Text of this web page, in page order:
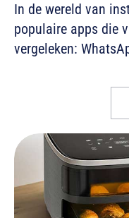
In de wereld van
populaire apps die
vergeleken: